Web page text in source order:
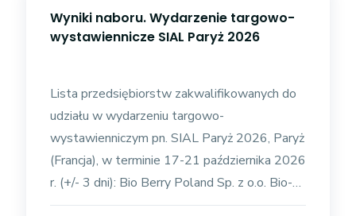
Wyniki naboru. Wydarzenie targowo-
wystawiennicze SIAL Paryż 2026
Lista przedsiębiorstw zakwalifikowanych do
udziału w wydarzeniu targowo-
wystawienniczym pn. SIAL Paryż 2026, Paryż
(Francja), w terminie 17-21 października 2026
r. (+/- 3 dni): Bio Berry Poland Sp. z o.o. Bio-
Vivo Sp. z o.o. Grzegorz Zadora